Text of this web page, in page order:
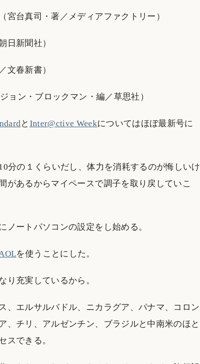
宮台真司・著／メディアファクトリー）
日新聞社）
文春新書）
ョン・ブロックマン・編／草思社）
と Inter@ctive Weekについてはほぼ最新号に
分の１くらいだし、体力を消耗するのが悔しいけ
があるからマイペースで調子を取り戻していこ
ノートパソコンの設定をし始める。
を使うことにした。
り充実しているから。
、エルサルバドル、ニカラグア、パナマ、コロン
、チリ、アルゼンチン、ブラジルと中南米のほと
スできる。